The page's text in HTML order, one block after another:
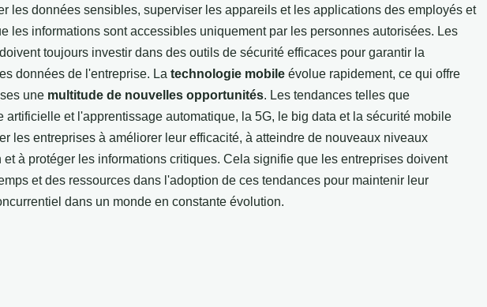
les données sensibles, superviser les appareils et les applications des employés et
les informations sont accessibles uniquement par les personnes autorisées. Les
toujours investir dans des outils de sécurité efficaces pour garantir la
données de l'entreprise. La technologie mobile évolue rapidement, ce qui offre
une multitude de nouvelles opportunités. Les tendances telles que
artificielle et l'apprentissage automatique, la 5G, le big data et la sécurité mobile
les entreprises à améliorer leur efficacité, à atteindre de nouveaux niveaux
et à protéger les informations critiques. Cela signifie que les entreprises doivent
et des ressources dans l'adoption de ces tendances pour maintenir leur
dans un monde en constante évolution.